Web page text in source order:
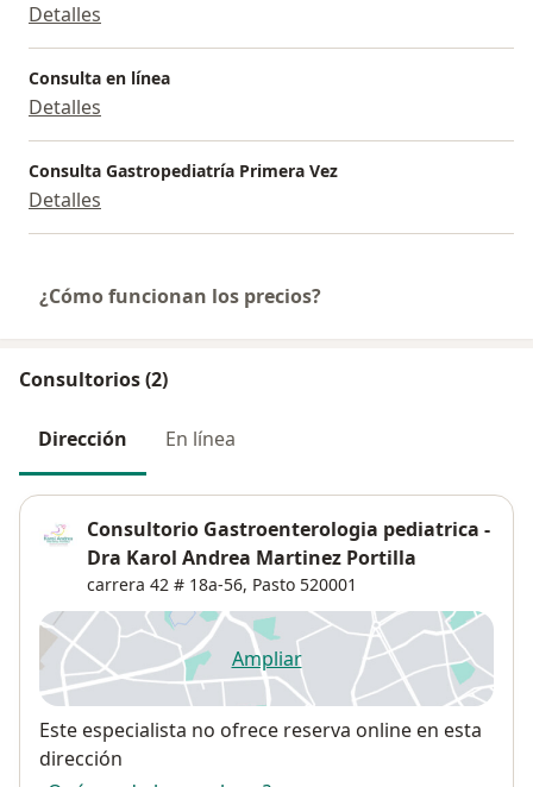
Detalles
Consulta en línea
Detalles
Consulta Gastropediatría Primera Vez
Detalles
¿Cómo funcionan los precios?
Consultorios (2)
Dirección En línea
Consultorio Gastroenterologia pediatrica -
Dra Karol Andrea Martinez Portilla
carrera 42 # 18a-56, Pasto 520001
Ampliarse abre en una nueva
Disponibilidad
Este especialista no ofrece reserva online en esta
dirección